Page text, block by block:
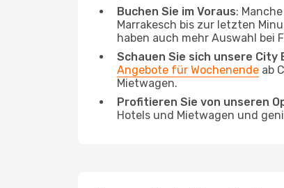
Buchen Sie im Voraus:
Marrakesch bis zur letzten
haben auch mehr Auswahl bei
Schauen Sie sich unsere City
Angebote für Wochenende ab
Mietwagen.
Profitieren Sie von unseren
Hotels und Mietwagen und